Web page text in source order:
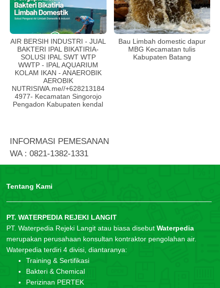
AIR BERSIH INDUSTRI - JUAL
BAKTERI IPAL BIKATIRIA-
SOLUSI IPAL SWT WTP
WWTP - IPAL AQUARIUM
KOLAM IKAN - ANAEROBIK
AEROBIK
NUTRISIWA.me//+628213184
4977- Kecamatan Singorojo
Pengadon Kabupaten kendal
Bau Limbah domestic dapur
MBG Kecamatan tulis
Kabupaten Batang
INFORMASI PEMESANAN
WA : 0821-1382-1331
Tentang Kami
PT. WATERPEDIA REJEKI LANGIT
PT. Waterpedia Rejeki Langit atau biasa disebut Waterpedia
merupakan perusahaan konsultan kontraktor pengolahan air.
Waterpedia terdiri 4 divisi, diantaranya:
Training & Sertifikasi
Bakteri & Chemical
Perizinan PERTEK